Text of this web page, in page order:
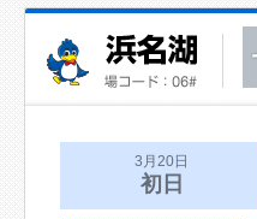
3月20日
初日